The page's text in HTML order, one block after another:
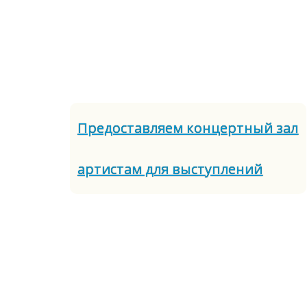
Предоставляем концертный зал
артистам для выступлений